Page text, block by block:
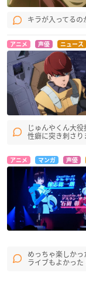
キラが入ってる
アニメ 声優 ニュース
じゅんやくん大
性癖に突き刺さ
アニメ マンガ 声優
めっちゃ楽しかっ
ライブもよかっ